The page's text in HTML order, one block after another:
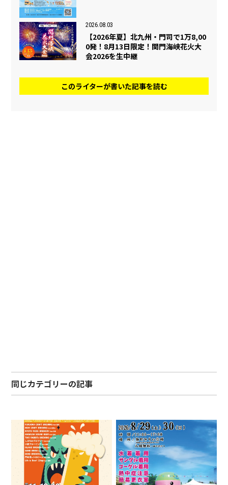
2026.08.03
【2026年夏】北九州・門司で1万8,00
0発！8月13日限定！関門海峡花火大
会2026を生中継
このライターが書いた記事を読む
同じカテゴリーの記事